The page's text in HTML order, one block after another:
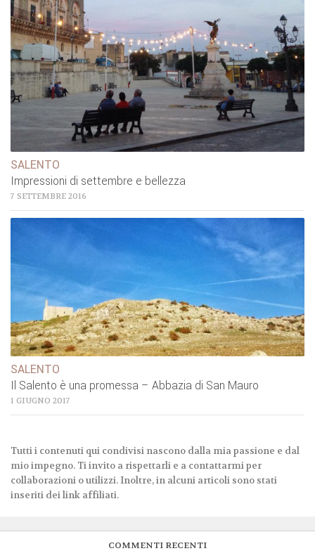
SALENTO
Impressioni di settembre e bellezza
7 SETTEMBRE 2016
SALENTO
Il Salento è una promessa – Abbazia di San Mauro
1 GIUGNO 2017
Tutti i contenuti qui condivisi nascono dalla mia passione e dal
mio impegno. Ti invito a rispettarli e a contattarmi per
collaborazioni o utilizzi. Inoltre, in alcuni articoli sono stati
inseriti dei link affiliati.
COMMENTI RECENTI